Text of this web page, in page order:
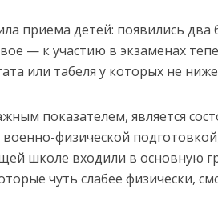
приема детей: появились
— к участию в экзаменах
или табеля у которых не
показателем, является
военно-физической
школе входили в основную
чуть слабее физически,